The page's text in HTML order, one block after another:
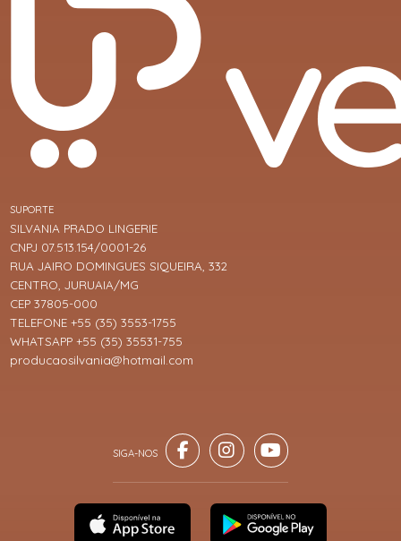
SUPORTE
SILVANIA PRADO LINGERIE
CNPJ 07.513.154/0001-26
RUA JAIRO DOMINGUES SIQUEIRA, 332
CENTRO, JURUAIA/MG
CEP 37805-000
TELEFONE +55 (35) 3553-1755
WHATSAPP +55 (35) 35531-755
producaosilvania@hotmail.com